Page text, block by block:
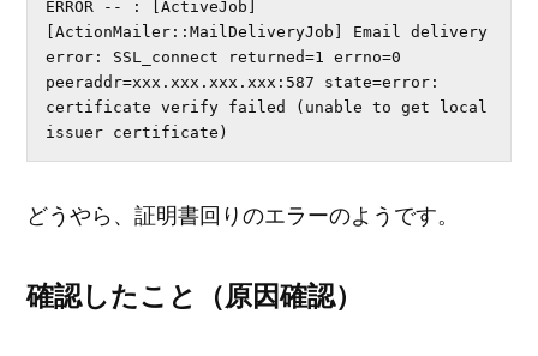
ERROR -- : [ActiveJob]
[ActionMailer::MailDeliveryJob] Email delivery
error: SSL_connect returned=1 errno=0
peeraddr=xxx.xxx.xxx.xxx:587 state=error:
certificate verify failed (unable to get local
issuer certificate)
どうやら、証明書回りのエラーのようです。
確認したこと（原因確認）